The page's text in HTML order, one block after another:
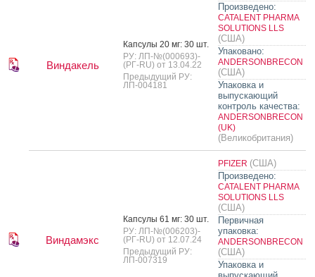
Виндакель
Кап­су­лы 20 мг: 30 шт.
РУ: ЛП-№(000693)-
(РГ-RU) от 13.04.22
Предыдущий РУ:
ЛП-004181
Произведено:
CATALENT PHARMA
SOLUTIONS LLS
(США)
Упаковано:
ANDERSONBRECON
(США)
Упаковка и
выпускающий
контроль качества:
ANDERSONBRECON
(UK)
(Великобритания)
Виндамэкс
Кап­су­лы 61 мг: 30 шт.
РУ: ЛП-№(006203)-
(РГ-RU) от 12.07.24
Предыдущий РУ:
ЛП-007319
PFIZER (США)
Произведено:
CATALENT PHARMA
SOLUTIONS LLS
(США)
Первичная
упаковка:
ANDERSONBRECON
(США)
Упаковка и